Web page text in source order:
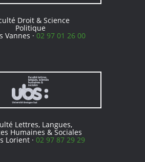
Droit & Science
Politique
Vannes ·02 97 01 26 00
Lettres, Langues,
Humaines & Sociales
Lorient · 02 97 87 29 29